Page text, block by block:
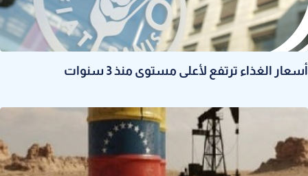
أسعار الغذاء ترتفع لأعلى مستوى منذ 3 سنوات